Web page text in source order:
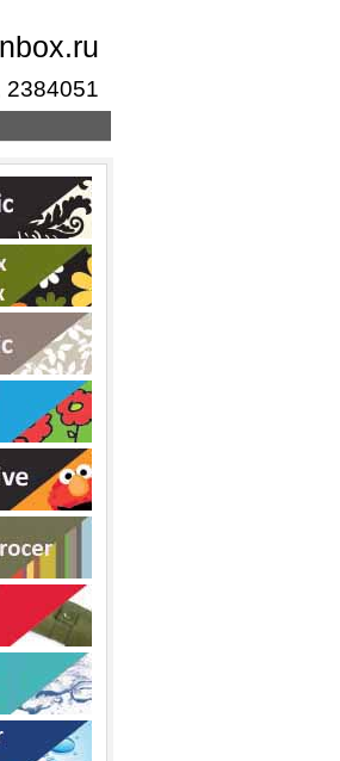
2384051